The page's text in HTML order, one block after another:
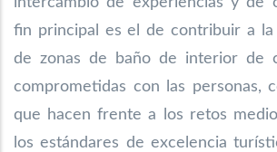
fin principal es el de contribuir a
de zonas de baño de interior de
comprometidas con las personas,
que hacen frente a los retos
los estándares de excelencia